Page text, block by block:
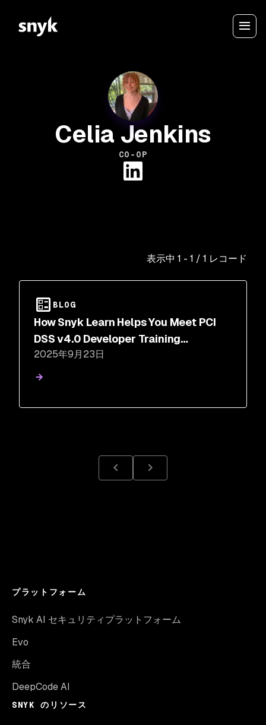
Celia Jenkins
CO-OP
表示中 1 - 1 / 1 レコード
BLOG
How Snyk Learn Helps You Meet PCI
DSS v4.0 Developer Training
Requirements
2025年9月23日
プラットフォーム
Snyk AI セキュリティプラットフォーム
Evo
統合
DeepCode AI
SNYK のリソース